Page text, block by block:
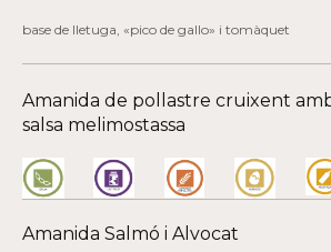
base de lletuga, «pico de gallo» i tomàquet
Amanida de pollastre cruixent
salsa melimostassa
Amanida Salmó i Alvocat